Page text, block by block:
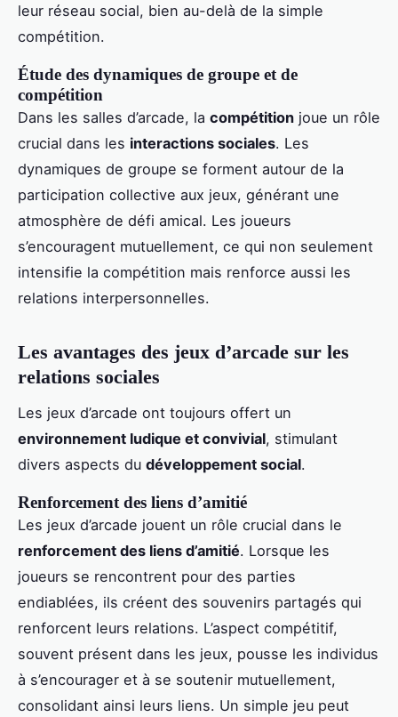
leur réseau social, bien au-delà de la simple
compétition.
Étude des dynamiques de groupe et de
compétition
Dans les salles d’arcade, la compétition joue un rôle
crucial dans les interactions sociales. Les
dynamiques de groupe se forment autour de la
participation collective aux jeux, générant une
atmosphère de défi amical. Les joueurs
s’encouragent mutuellement, ce qui non seulement
intensifie la compétition mais renforce aussi les
relations interpersonnelles.
Les avantages des jeux d’arcade sur les
relations sociales
Les jeux d’arcade ont toujours offert un
environnement ludique et convivial, stimulant
divers aspects du développement social.
Renforcement des liens d’amitié
Les jeux d’arcade jouent un rôle crucial dans le
renforcement des liens d’amitié. Lorsque les
joueurs se rencontrent pour des parties
endiablées, ils créent des souvenirs partagés qui
renforcent leurs relations. L’aspect compétitif,
souvent présent dans les jeux, pousse les individus
à s’encourager et à se soutenir mutuellement,
consolidant ainsi leurs liens. Un simple jeu peut